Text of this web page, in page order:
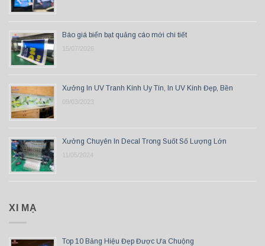
Báo giá biển bạt quảng cáo mới chi tiết
15/07/2026
Xưởng In UV Tranh Kính Uy Tín, In UV Kính Đẹp, Bền
09/03/2023
Xưởng Chuyên In Decal Trong Suốt Số Lượng Lớn
11/05/2024
XI MẠ
Top 10 Bảng Hiệu Đẹp Được Ưa Chuộng